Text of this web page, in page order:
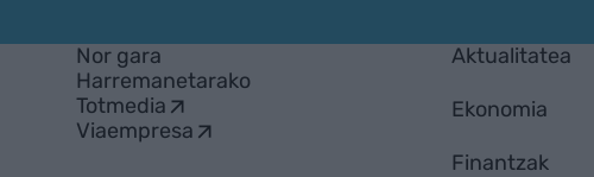
Nor gara
Harremanetarako
Totmedia
Viaempresa
Aktualitatea
Ekonomia
Finantzak